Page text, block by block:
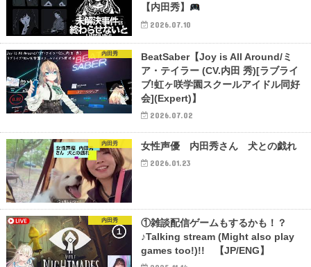
【内田秀】
2026.07.10
内田秀
BeatSaber【Joy is All Around/ミ
ア・テイラー (CV.内田 秀)[ラブライ
ブ!虹ヶ咲学園スクールアイドル同好
会](Expert)】
2026.07.02
内田秀 女性声優 内田秀さん 犬との戯れ
2026.01.23
内田秀
①雑談配信ゲームもするかも！？
♪Talking stream (Might also play
games too!)!! 【JP/ENG】